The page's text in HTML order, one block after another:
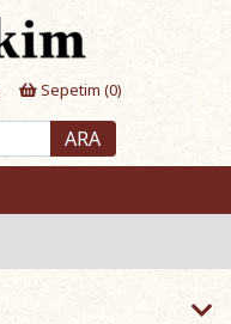
Sepetim (0)
ARA